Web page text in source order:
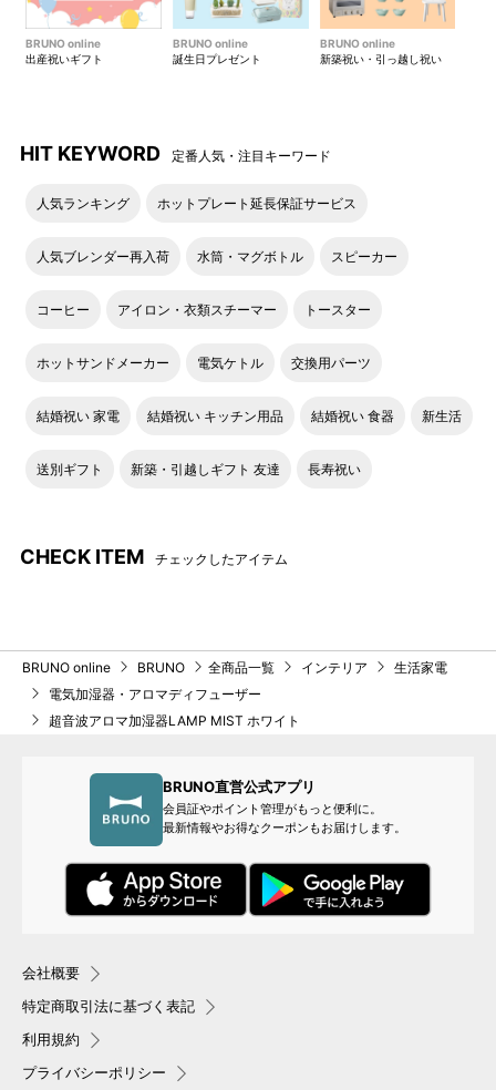
BRUNO online
出産祝いギフト
BRUNO online
誕生日プレゼント
BRUNO online
新築祝い・引っ越し祝い
HIT KEYWORD 定番人気・注目キーワード
人気ランキング ホットプレート延長保証サービス
人気ブレンダー再入荷 水筒・マグボトル スピーカー
コーヒー アイロン・衣類スチーマー トースター
ホットサンドメーカー 電気ケトル 交換用パーツ
結婚祝い 家電 結婚祝い キッチン用品 結婚祝い 食器 新生活
送別ギフト 新築・引越しギフト 友達 長寿祝い
CHECK ITEM チェックしたアイテム
BRUNO online BRUNO 全商品一覧 インテリア
生活家電
電気加湿器・アロマディフューザー
超音波アロマ加湿器LAMP MIST ホワイト
BRUNO直営公式アプリ
会員証やポイント管理がもっと便利に。
最新情報やお得なクーポンもお届けします。
会社概要
特定商取引法に基づく表記
利用規約
プライバシーポリシー